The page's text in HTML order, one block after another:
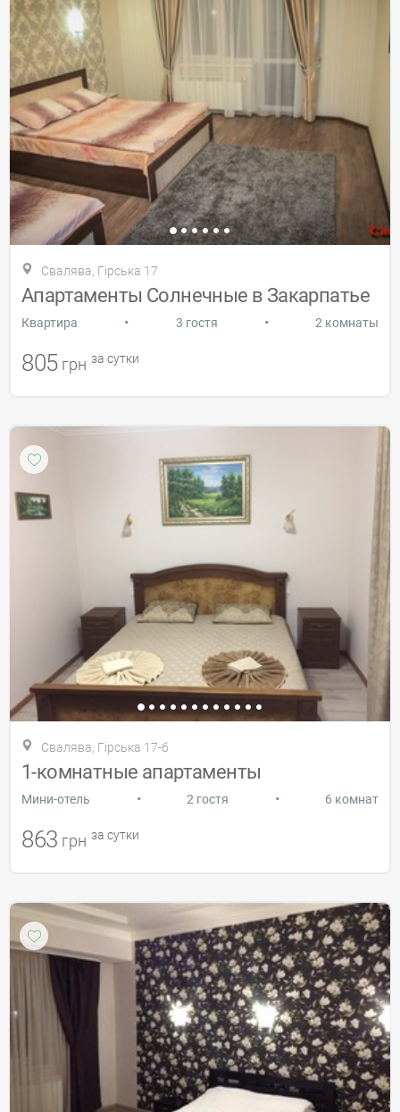
Свалява, Гірська 17
Апартаменты Солнечные в Закарпатье
Квартира • 3 гостя • 2 комнаты
805 грн за сутки
Свалява, Гірська 17-б
1-комнатные апартаменты
Мини-отель • 2 гостя • 6 комнат
863 грн за сутки